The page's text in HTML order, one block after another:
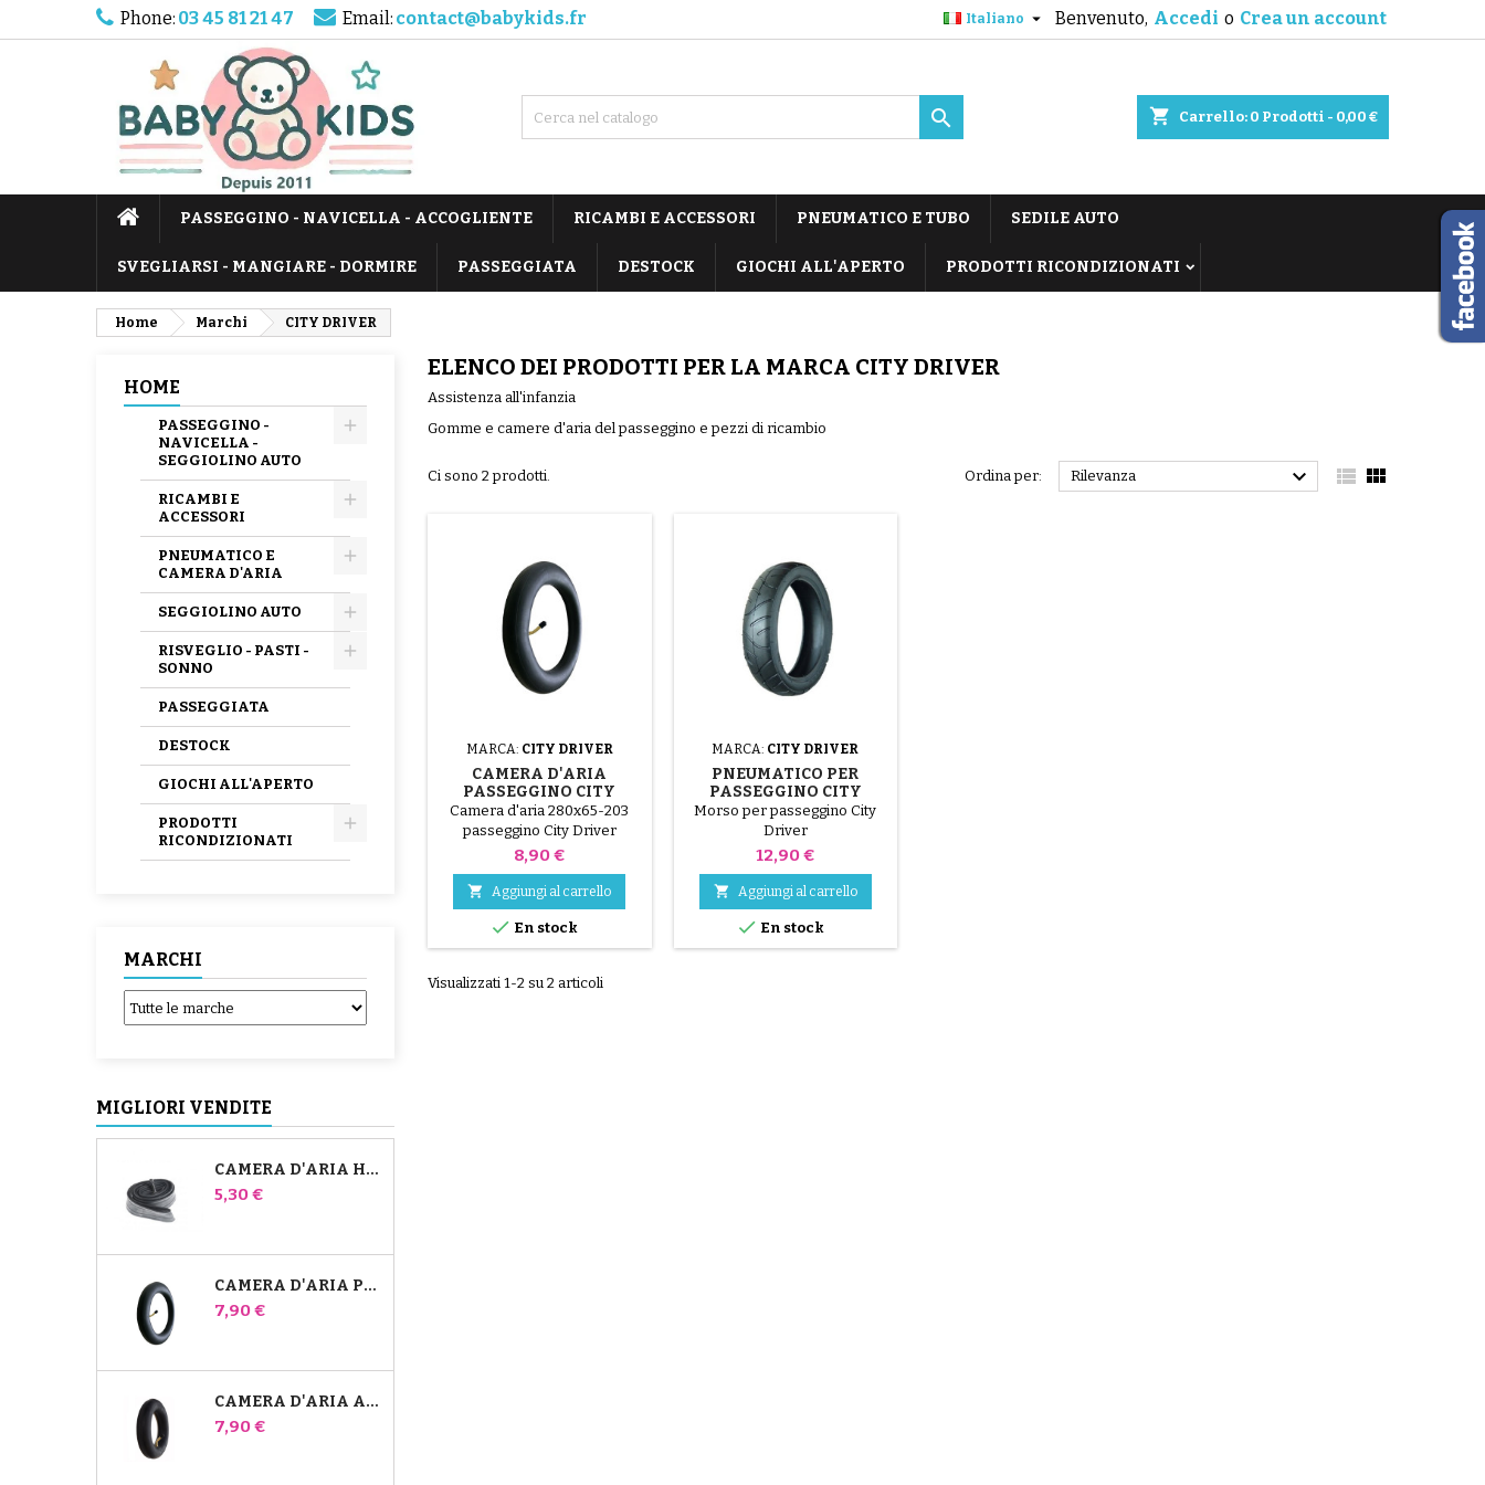
Phone: 03 45 81 21 47 Email: contact@babykids.fr Benvenuto, Accedi o Crea un account
Italiano 
shopping_cart Carrello: 0 Prodotti - 0,00 €

PASSEGGINO - NAVICELLA - ACCOGLIENTE RICAMBI E ACCESSORI PNEUMATICO E TUBO SEDILE AUTO
SVEGLIARSI - MANGIARE - DORMIRE PASSEGGIATA DESTOCK GIOCHI ALL'APERTO PRODOTTI RICONDIZIONATI
Home Marchi CITY DRIVER
HOME
PASSEGGINO -
NAVICELLA -
SEGGIOLINO AUTO
RICAMBI E
ACCESSORI
PNEUMATICO E
CAMERA D'ARIA
SEGGIOLINO AUTO
RISVEGLIO - PASTI -
SONNO
PASSEGGIATA
DESTOCK
GIOCHI ALL'APERTO
PRODOTTI
RICONDIZIONATI
MARCHI
MIGLIORI VENDITE
CAMERA D'ARIA HIGH TREK BÉBÉ CONFORT
Prezzo
5,30 €
CAMERA D'ARIA PER PASSEGGINO JANÉ SLALOM PRO E POWERTWIN
Prezzo
7,90 €
CAMERA D'ARIA ANTERIORE DEL PASSEGGINO BUGABOO DONKEY
Prezzo
7,90 €
ELENCO DEI PRODOTTI PER LA MARCA CITY DRIVER
Assistenza all'infanzia
Gomme e camere d'aria del passeggino e pezzi di ricambio
Ci sono 2 prodotti. Ordina per: Rilevanza   
MARCA: CITY DRIVER
CAMERA D'ARIA
PASSEGGINO CITY
DRIVER
Camera d'aria 280x65-203
passeggino City Driver
Prezzo
8,90 €
 Aggiungi al carrello
 En stock
MARCA: CITY DRIVER
PNEUMATICO PER
PASSEGGINO CITY
DRIVER
Morso per passeggino City
Driver
Prezzo
12,90 €
 Aggiungi al carrello
 En stock
Visualizzati 1-2 su 2 articoli